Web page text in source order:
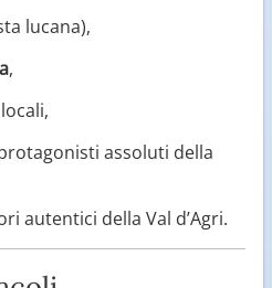
lucana),
,
assoluti della
autentici della Val d’Agri.